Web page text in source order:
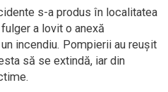
s-a produs în localitatea
a lovit o anexă
incendiu. Pompierii au reușit
să se extindă, iar din